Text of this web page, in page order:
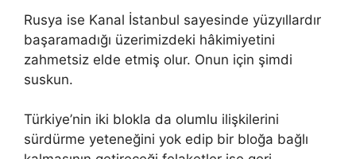
Rusya ise Kanal İstanbul sayesinde yüzyıllardır
başaramadığı üzerimizdeki hâkimiyetini
zahmetsiz elde etmiş olur. Onun için şimdi
suskun.
Türkiye’nin iki blokla da olumlu ilişkilerini
sürdürme yeteneğini yok edip bir bloğa bağlı